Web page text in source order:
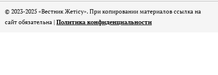
© 2023-2025 «Вестник Жетісу». При копировании материалов ссылка на
сайт обязательна | Политика конфиденциальности